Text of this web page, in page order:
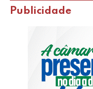
Publicidade